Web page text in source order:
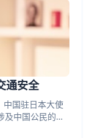
通安全
中国驻日本大使
中国公民的严
交通安全。